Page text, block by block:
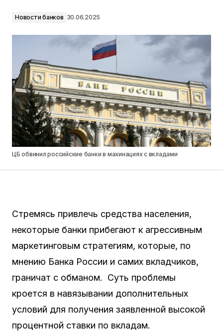
Новости банков 30.06.2025
ЦБ обвинил российские банки в махинациях с вкладами
Стремясь привлечь средства населения,
некоторые банки прибегают к агрессивным
маркетинговым стратегиям, которые, по
мнению Банка России и самих вкладчиков,
граничат с обманом. Суть проблемы
кроется в навязывании дополнительных
условий для получения заявленной высокой
процентной ставки по вкладам.